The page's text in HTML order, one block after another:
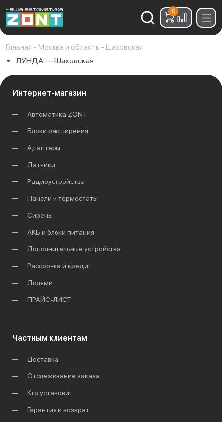
Найти:
0
Главная - Москва и область - Шаховская
ЛУНДА — Шаховская
Интернет-магазин
Автоматика ZONT
Блоки расширения
Адаптеры
Датчики
Радиоустройства
Панели и термостаты
Сирены
АКБ и блоки питания
Дополнительные устройства
Рассрочка и кредит
Долями
ПРАЙС-ЛИСТ
Частным клиентам
Доставка
Отслеживание заказа
Кто установит
Гарантия и возврат